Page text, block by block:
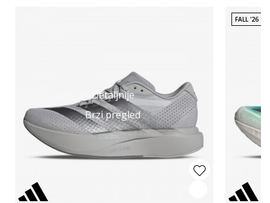
Detaljnije
Brzi pregled
FALL '26